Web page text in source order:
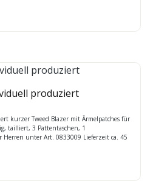
produziert
kurzer Tweed Blazer mit Ärmelpatches für
tailliert, 3 Pattentaschen, 1
Herren unter Art. 0833009 Lieferzeit ca. 45
/ Preis auf Anfrage